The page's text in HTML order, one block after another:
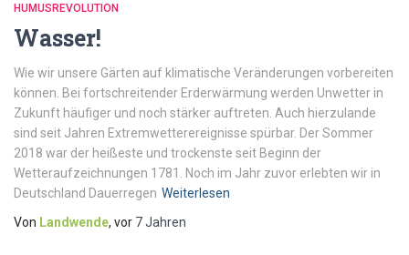
HUMUSREVOLUTION
Wasser!
Wie wir unsere Gärten auf klimatische Veränderungen vorbereiten
können. Bei fortschreitender Erderwärmung werden Unwetter in
Zukunft häufiger und noch stärker auftreten. Auch hierzulande
sind seit Jahren Extremwetterereignisse spürbar. Der Sommer
2018 war der heißeste und trockenste seit Beginn der
Wetteraufzeichnungen 1781. Noch im Jahr zuvor erlebten wir in
Deutschland Dauerregen Weiterlesen
Von Landwende, vor 7 Jahren